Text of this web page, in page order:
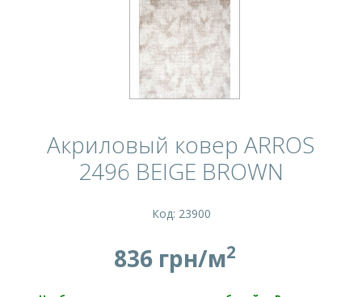
Акриловый ковер ARROS
2496 BEIGE BROWN
Код: 23900
836 грн/м2